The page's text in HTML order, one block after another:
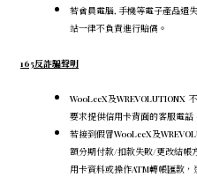
若會員電腦, 手機等電子產品遺
站一律不負責進行賠償。
165反詐騙聲明
WooLeeX及WREVOLUTIONX
要求提供信用卡背面的客服電話
若接到假冒WooLeeX及
額分期付款/扣款失敗/更改結帳
用卡資料或操作ATM轉帳匯款，